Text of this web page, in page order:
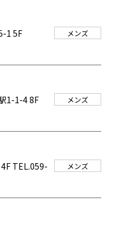
1 5F
メンズ
1-1-4 8F
メンズ
TEL.059-
メンズ